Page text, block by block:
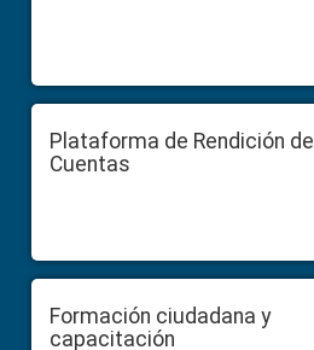
Plataforma de Rendición de
Cuentas
Formación ciudadana y
capacitación